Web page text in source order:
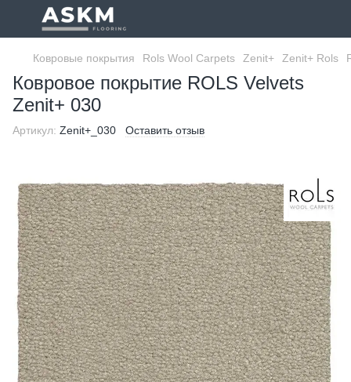
Ковровые покрытия Rols Wool Carpets Zenit+ Zenit+ Rols
Ковровое покрытие ROLS Velvets
Zenit+ 030
Артикул: Zenit+_030 Оставить отзыв